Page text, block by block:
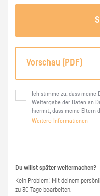
Vorschau (PDF)
Ich stimme zu, dass meine
Weitergabe der Daten an
hiermit, dass meine Eltern
Weitere Informationen
Du willst später weitermachen?
Kein Problem! Mit deinem
zu 30 Tage bearbeiten.